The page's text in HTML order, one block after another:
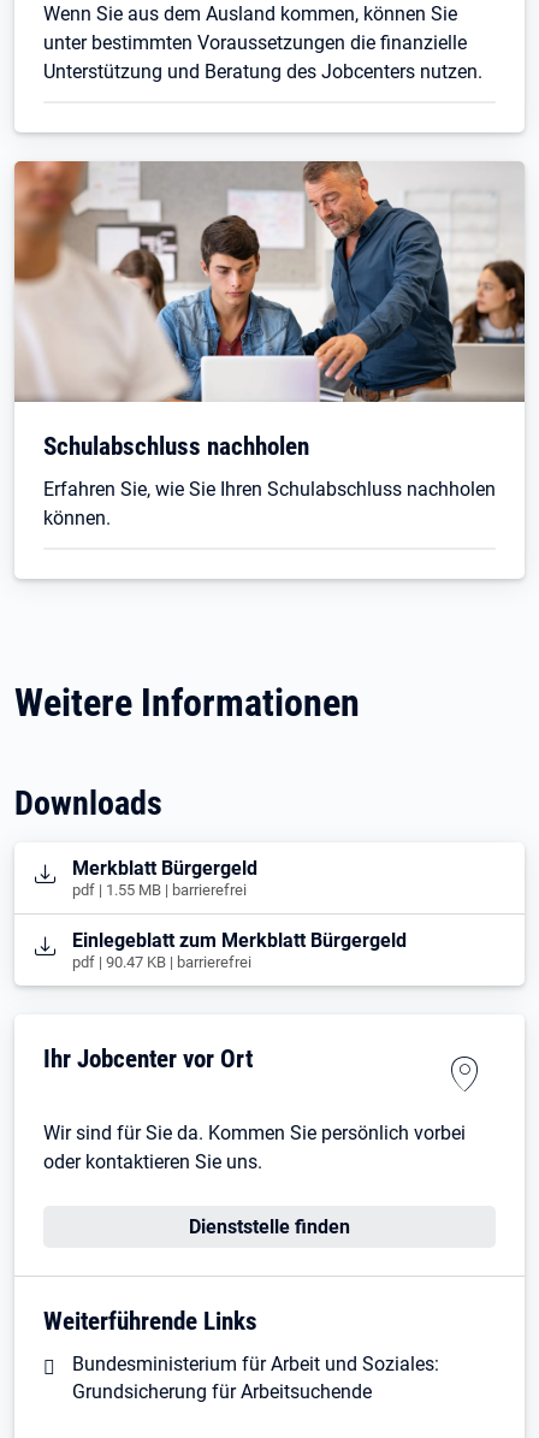
Wenn Sie aus dem Ausland kommen, können Sie
unter bestimmten Voraussetzungen die finanzielle
Unterstützung und Beratung des Jobcenters nutzen.
Schulabschluss nachholen
Erfahren Sie, wie Sie Ihren Schulabschluss nachholen
können.
Weitere Informationen
Downloads
Öffnet in neuem Tab
Merkblatt Bürgergeld
pdf | 1.55 MB | barrierefrei
Öffnet in neuem Tab
Einlegeblatt zum Merkblatt Bürgergeld
pdf | 90.47 KB | barrierefrei
Ihr Jobcenter vor Ort
Wir sind für Sie da. Kommen Sie persönlich vorbei
oder kontaktieren Sie uns.
Dienststelle finden
Weiterführende Links
Bundesministerium für Arbeit und Soziales:
Grundsicherung für Arbeitsuchende